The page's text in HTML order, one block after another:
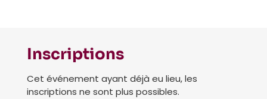
Inscriptions
Cet événement ayant déjà eu lieu, les
inscriptions ne sont plus possibles.